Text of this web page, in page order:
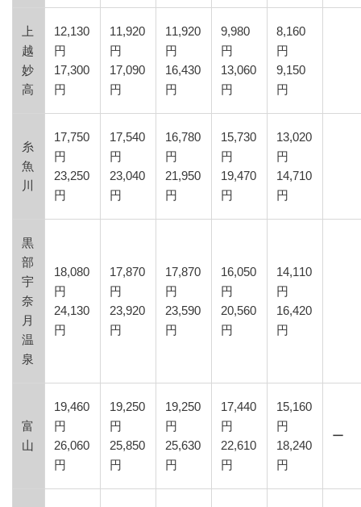
上
越
妙
高
12,130
円
17,300
円
11,920
円
17,090
円
11,920
円
16,430
円
9,980
円
13,060
円
8,160
円
9,150
円
糸
魚
川
17,750
円
23,250
円
17,540
円
23,040
円
16,780
円
21,950
円
15,730
円
19,470
円
13,020
円
14,710
円
黒
部
宇
奈
月
温
泉
18,080
円
24,130
円
17,870
円
23,920
円
17,870
円
23,590
円
16,050
円
20,560
円
14,110
円
16,420
円
富
山
19,460
円
26,060
円
19,250
円
25,850
円
19,250
円
25,630
円
17,440
円
22,610
円
15,160
円
18,240
円
ー